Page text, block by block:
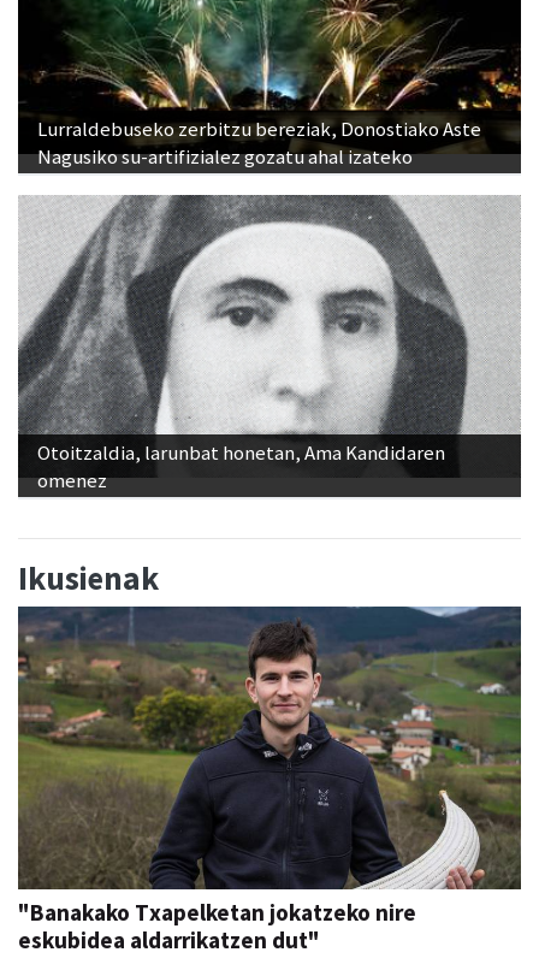
Lurraldebuseko zerbitzu bereziak, Donostiako Aste
Nagusiko su-artifizialez gozatu ahal izateko
Otoitzaldia, larunbat honetan, Ama Kandidaren
omenez
Ikusienak
"Banakako Txapelketan jokatzeko nire
eskubidea aldarrikatzen dut"